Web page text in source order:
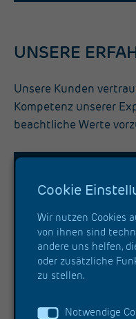
UNSERE
Unsere Kunden
Kompetenz unserer
beachtliche Werte
Reine
Cookie
Wir nutzen Cookies
von ihnen sind
andere uns helfen,
oder zusätzliche
zu stellen.
Notwendige